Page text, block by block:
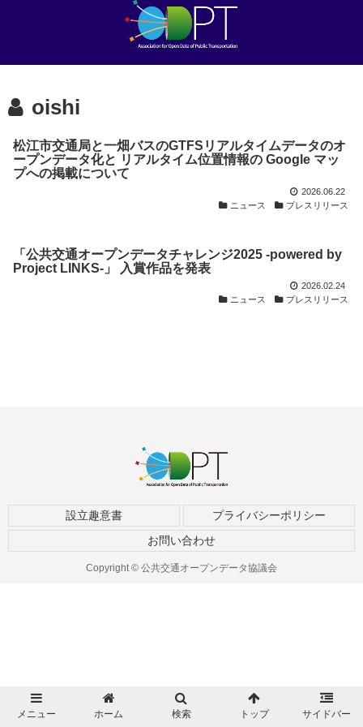
oishi
松江市交通局と一畑バスのGTFSリアルタイムデータのオ
ープンデータ化と リアルタイム位置情報の Google マッ
プへの掲載について
2026.06.22
ニュース
プレスリリース
「公共交通オープンデータチャレンジ2025 -powered by
Project LINKS-」 入賞作品を発表
2026.02.24
ニュース
プレスリリース
設立趣意書
プライバシーポリシー
お問い合わせ
Copyright © 公共交通オープンデータ協議会
メニュー ホーム 検索 トップ サイドバー